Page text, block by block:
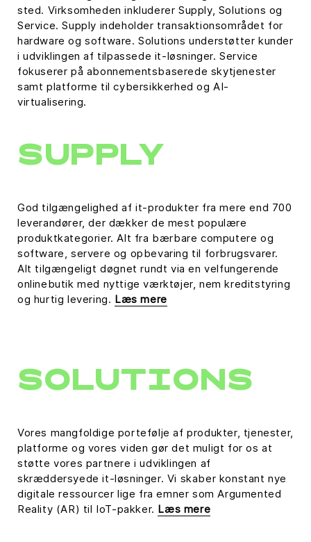
sted. Virksomheden inkluderer Supply, Solutions og
Service. Supply indeholder transaktionsområdet for
hardware og software. Solutions understøtter kunder
i udviklingen af tilpassede it-løsninger. Service
fokuserer på abonnementsbaserede skytjenester
samt platforme til cybersikkerhed og AI-
virtualisering.
SUPPLY
God tilgængelighed af it-produkter fra mere end 700
leverandører, der dækker de mest populære
produktkategorier. Alt fra bærbare computere og
software, servere og opbevaring til forbrugsvarer.
Alt tilgængeligt døgnet rundt via en velfungerende
onlinebutik med nyttige værktøjer, nem kreditstyring
og hurtig levering. Læs mere
SOLUTIONS
Vores mangfoldige portefølje af produkter, tjenester,
platforme og vores viden gør det muligt for os at
støtte vores partnere i udviklingen af
skræddersyede it-løsninger. Vi skaber konstant nye
digitale ressourcer lige fra emner som Argumented
Reality (AR) til IoT-pakker. Læs mere